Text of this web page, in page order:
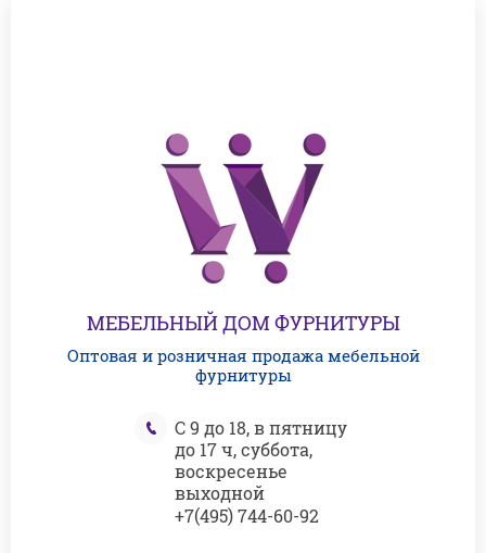
МЕБЕЛЬНЫЙ ДОМ ФУРНИТУРЫ
Оптовая и розничная продажа мебельной
фурнитуры
С 9 до 18, в пятницу
до 17 ч, суббота,
воскресенье
выходной
+7(495) 744-60-92